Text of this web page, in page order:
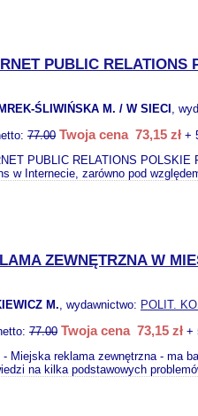
PUBLIC
ŚLIWIŃSKA M. / W SIECI ,
77.00 Twoja cena 73,15 zł +
PUBLIC RELATIONS
w Internecie, zarówno pod
ZEWNĘTRZNA W
M., wydawnictwo: POLIT.
77.00 Twoja cena 73,15 zł +
- Miejska reklama zewnętrzna - ma
na kilka podstawowych